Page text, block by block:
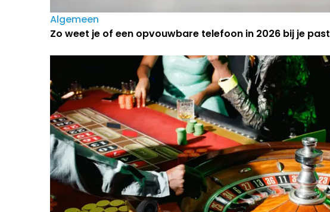
Algemeen
Zo weet je of een opvouwbare telefoon in 2026 bij je past